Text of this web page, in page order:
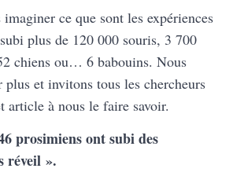
ce que sont les expériences
plus de 120 000 souris, 3 700
chiens ou… 6 babouins. Nous
plus et invitons tous les chercheurs
article à nous le faire savoir.
prosimiens ont subi des
réveil ».